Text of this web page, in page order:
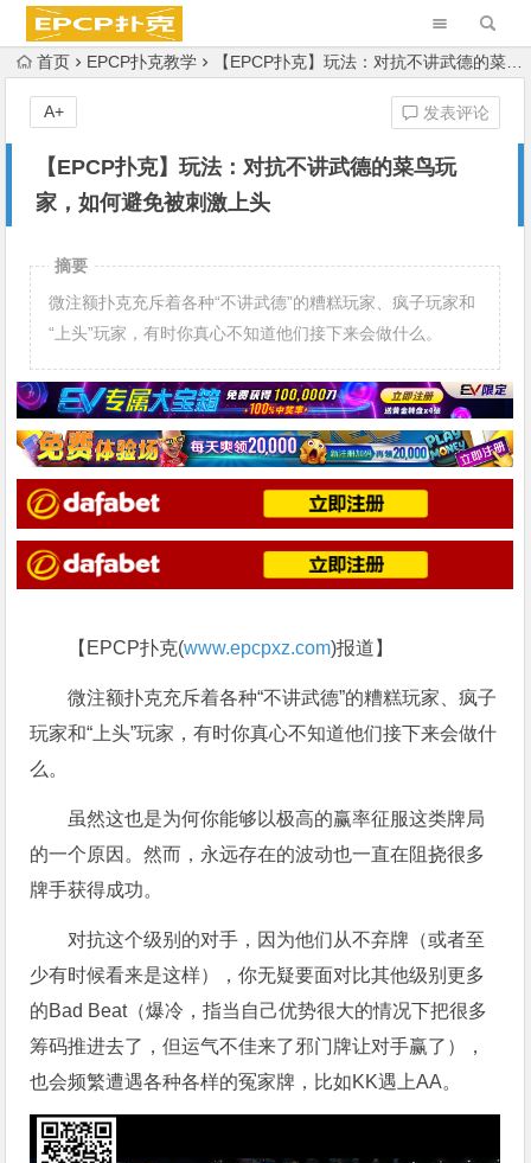
首页 EPCP扑克教学 【EPCP扑克】玩法：对抗不讲武德的菜鸟玩家，如何避免被刺激上头
【EPCP扑克】玩法：对抗不讲武德的菜鸟玩
家，如何避免被刺激上头
发表评论
A+
摘要
微注额扑克充斥着各种“不讲武德”的糟糕玩家、疯子玩家和
“上头”玩家，有时你真心不知道他们接下来会做什么。
【EPCP扑克(www.epcpxz.com)报道】
微注额扑克充斥着各种“不讲武德”的糟糕玩家、疯子
玩家和“上头”玩家，有时你真心不知道他们接下来会做什
么。
虽然这也是为何你能够以极高的赢率征服这类牌局
的一个原因。然而，永远存在的波动也一直在阻挠很多
牌手获得成功。
对抗这个级别的对手，因为他们从不弃牌（或者至
少有时候看来是这样），你无疑要面对比其他级别更多
的Bad Beat（爆冷，指当自己优势很大的情况下把很多
筹码推进去了，但运气不佳来了邪门牌让对手赢了），
也会频繁遭遇各种各样的冤家牌，比如KK遇上AA。